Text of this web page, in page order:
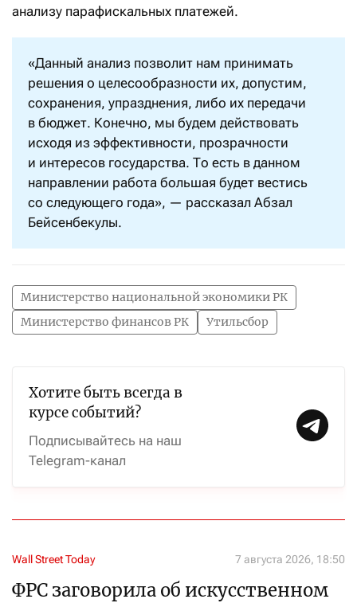
анализу парафискальных платежей.
«Данный анализ позволит нам принимать
решения о целесообразности их, допустим,
сохранения, упразднения, либо их передачи
в бюджет. Конечно, мы будем действовать
исходя из эффективности, прозрачности
и интересов государства. То есть в данном
направлении работа большая будет вестись
со следующего года», — рассказал Абзал
Бейсенбекулы.
Министерство национальной экономики РК
Министерство финансов РК
Утильсбор
Хотите быть всегда в
курсе событий?
Подписывайтесь на наш
Telegram-канал
Wall Street Today 7 августа 2026, 18:50
ФРС заговорила об искусственном